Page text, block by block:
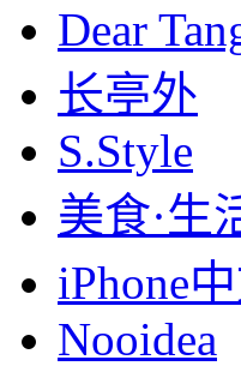
Dear
长亭外
S.Style
美食·生
iPhone
Nooidea